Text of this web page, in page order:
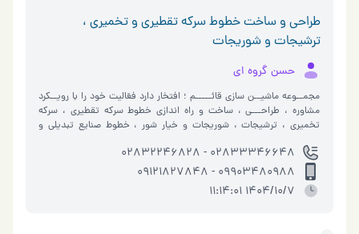
طراحی و ساخت خطوط سرکه تقطیری و تخمیری ،
ترشیجات و شوریجات
حسن گروه ای
مجمــوعه ماشیــن سازی قائـــــم ؛ افتخار دارد فعّالیت خود را با رویــکرد
مشاوره ، طراحـــی ، ساخت و راه اندازی خطوط سرکه تقطیری ، سرکه
تخمیری ، ترشیجات ، شوریجات و خیار شور ، خطوط صنایع تبدیلی و
02833346648 - 02832246828
09903480988 - 09121827848
1404/10/7 11:14:01